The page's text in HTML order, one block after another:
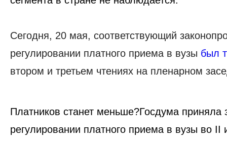
Сегодня, 20 мая, соответствующий
регулировании платного приема в вузы был
втором и третьем чтениях на пленарном
Платников станет меньше?Госдума приняла
регулировании платного приема в вузы во II